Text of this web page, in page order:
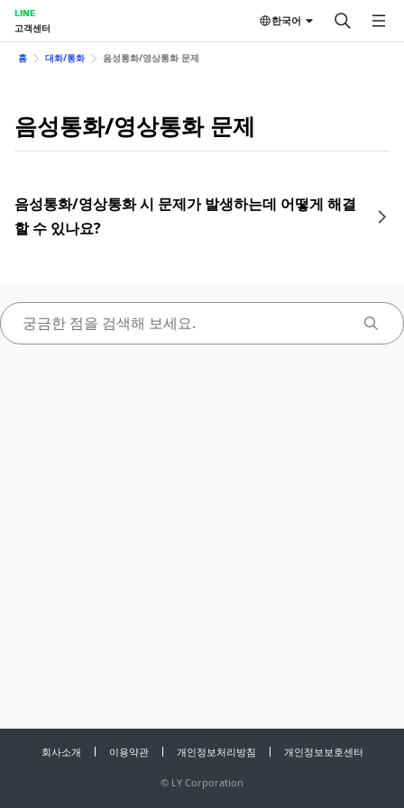
LINE
고객센터
한국어
홈 대화/통화 음성통화/영상통화 문제
음성통화/영상통화 문제
음성통화/영상통화 시 문제가 발생하는데 어떻게 해결
할 수 있나요?
회사소개 이용약관 개인정보처리방침 개인정보보호센터
© LY Corporation